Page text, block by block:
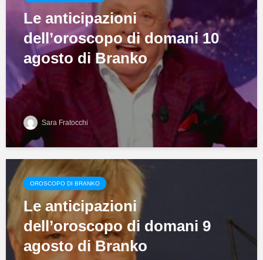
Le anticipazioni
dell’oroscopo di domani 10
agosto di Branko
Sara Fratocchi
OROSCOPO DI BRANKO
Le anticipazioni
dell’oroscopo di domani 9
agosto di Branko